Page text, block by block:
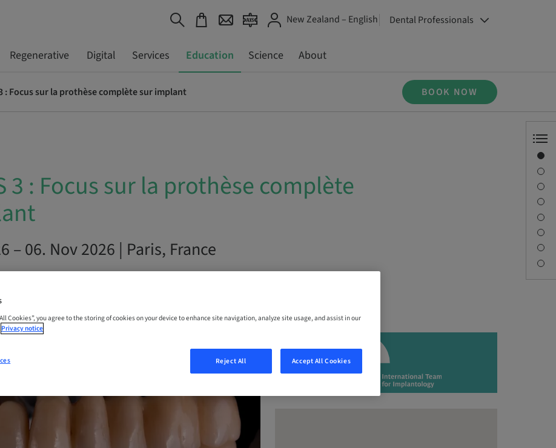
New Zealand – English Dental Professionals
Regenerative Digital Services Education Science About
: Focus sur la prothèse complète sur implant BOOK NOW
3 : Focus sur la prothèse complète
– 06. Nov 2026 | Paris, France
Cookies”, you agree to the storing of cookies on your device to enhance site navigation, analyze site usage, and assist in our
Privacy notice
Reject All Accept All Cookies